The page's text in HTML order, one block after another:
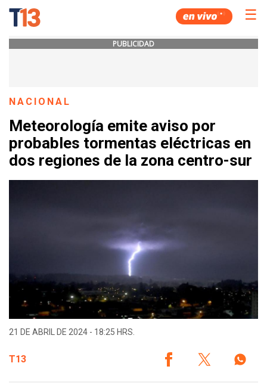
☰
PUBLICIDAD
NACIONAL
Meteorología emite aviso por
probables tormentas eléctricas en
dos regiones de la zona centro-sur
21 DE ABRIL DE 2024 - 18:25 HRS.
T13